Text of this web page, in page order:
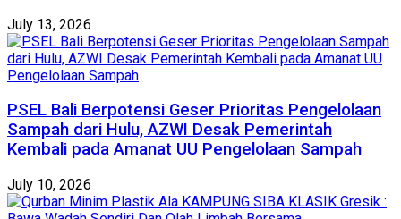
July 13, 2026
PSEL Bali Berpotensi Geser Prioritas Pengelolaan
Sampah dari Hulu, AZWI Desak Pemerintah
Kembali pada Amanat UU Pengelolaan Sampah
July 10, 2026